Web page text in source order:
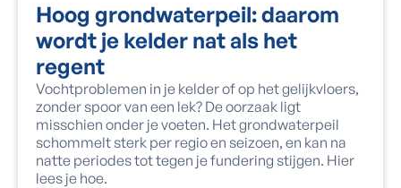
Hoog grondwaterpeil: daarom
wordt je kelder nat als het
regent
Vochtproblemen in je kelder of op het gelijkvloers,
zonder spoor van een lek? De oorzaak ligt
misschien onder je voeten. Het grondwaterpeil
schommelt sterk per regio en seizoen, en kan na
natte periodes tot tegen je fundering stijgen. Hier
lees je hoe.